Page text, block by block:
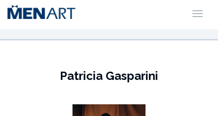
Patricia Gasparini